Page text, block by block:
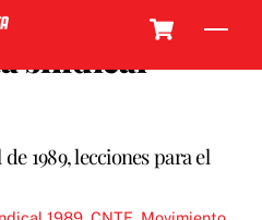
sindical
1989, lecciones para el